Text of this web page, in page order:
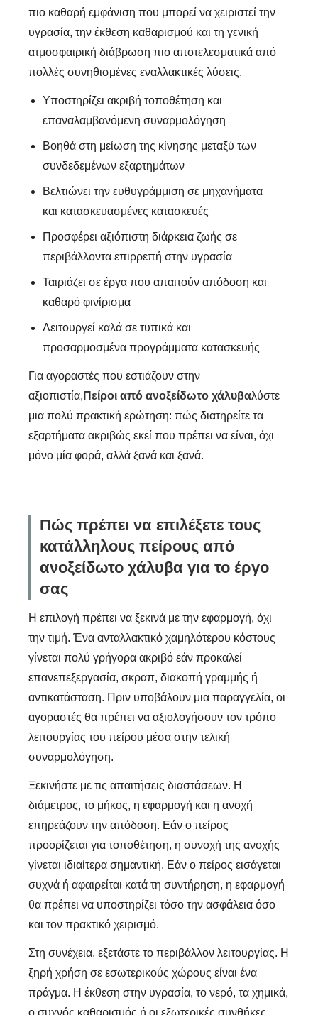
πιο καθαρή εμφάνιση που μπορεί να χειριστεί την
υγρασία, την έκθεση καθαρισμού και τη γενική
ατμοσφαιρική διάβρωση πιο αποτελεσματικά από
πολλές συνηθισμένες εναλλακτικές λύσεις.
Υποστηρίζει ακριβή τοποθέτηση και
επαναλαμβανόμενη συναρμολόγηση
Βοηθά στη μείωση της κίνησης μεταξύ των
συνδεδεμένων εξαρτημάτων
Βελτιώνει την ευθυγράμμιση σε μηχανήματα
και κατασκευασμένες κατασκευές
Προσφέρει αξιόπιστη διάρκεια ζωής σε
περιβάλλοντα επιρρεπή στην υγρασία
Ταιριάζει σε έργα που απαιτούν απόδοση και
καθαρό φινίρισμα
Λειτουργεί καλά σε τυπικά και
προσαρμοσμένα προγράμματα κατασκευής
Για αγοραστές που εστιάζουν στην
αξιοπιστία, Πείροι από ανοξείδωτο χάλυβαλύστε
μια πολύ πρακτική ερώτηση: πώς διατηρείτε τα
εξαρτήματα ακριβώς εκεί που πρέπει να είναι, όχι
μόνο μία φορά, αλλά ξανά και ξανά.
Πώς πρέπει να επιλέξετε τους
κατάλληλους πείρους από
ανοξείδωτο χάλυβα για το έργο
σας
Η επιλογή πρέπει να ξεκινά με την εφαρμογή, όχι
την τιμή. Ένα ανταλλακτικό χαμηλότερου κόστους
γίνεται πολύ γρήγορα ακριβό εάν προκαλεί
επανεπεξεργασία, σκραπ, διακοπή γραμμής ή
αντικατάσταση. Πριν υποβάλουν μια παραγγελία, οι
αγοραστές θα πρέπει να αξιολογήσουν τον τρόπο
λειτουργίας του πείρου μέσα στην τελική
συναρμολόγηση.
Ξεκινήστε με τις απαιτήσεις διαστάσεων. Η
διάμετρος, το μήκος, η εφαρμογή και η ανοχή
επηρεάζουν την απόδοση. Εάν ο πείρος
προορίζεται για τοποθέτηση, η συνοχή της ανοχής
γίνεται ιδιαίτερα σημαντική. Εάν ο πείρος εισάγεται
συχνά ή αφαιρείται κατά τη συντήρηση, η εφαρμογή
θα πρέπει να υποστηρίζει τόσο την ασφάλεια όσο
και τον πρακτικό χειρισμό.
Στη συνέχεια, εξετάστε το περιβάλλον λειτουργίας. Η
ξηρή χρήση σε εσωτερικούς χώρους είναι ένα
πράγμα. Η έκθεση στην υγρασία, το νερό, τα χημικά,
ο συχνός καθαρισμός ή οι εξωτερικές συνθήκες